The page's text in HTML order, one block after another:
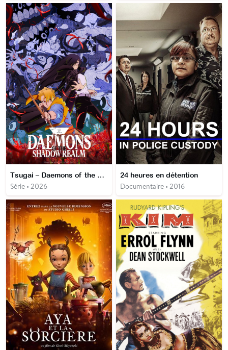
Tsugai – Daemons of the Shadow Realm
Série • 2026
24 heures en détention
Documentaire • 2016